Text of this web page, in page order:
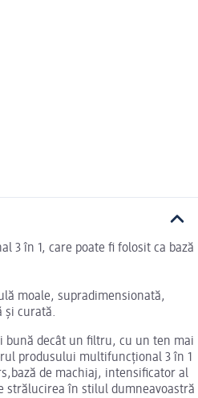
3 în 1, care poate fi folosit ca bază
moale, supradimensionată,
și curată.
bună decât un filtru, cu un ten mai
produsului multifuncțional 3 în 1
de machiaj, intensificator al
în stilul dumneavoastră